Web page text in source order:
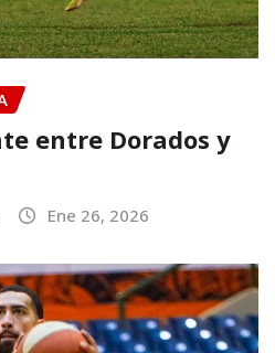
entre Dorados y
Ene 26, 2026